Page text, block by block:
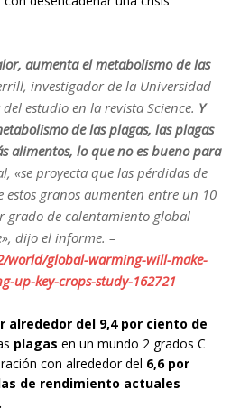
aumenta el metabolismo de las
investigador de la Universidad
estudio en la revista Science. Y
de las plagas, las plagas
alimentos, lo que no es bueno para
«se proyecta que las pérdidas de
granos aumenten entre un 10
grado de calentamiento global
dijo el informe. –
world/global-warming-will-make-
up-key-crops-study-162721
alrededor del 9,4 por ciento de
plagas en un mundo 2 grados C
con alrededor del 6,6 por
de rendimiento actuales